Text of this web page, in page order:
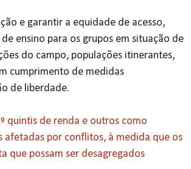
e garantir a equidade de acesso,
ensino para os grupos em situação de
do campo, populações itinerantes,
cumprimento de medidas
de liberdade.
quintis de renda e outros como
afetadas por conflitos, à medida que os
que possam ser desagregados